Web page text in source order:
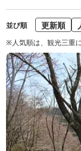
並び順 更新順
※人気順は、観光三重